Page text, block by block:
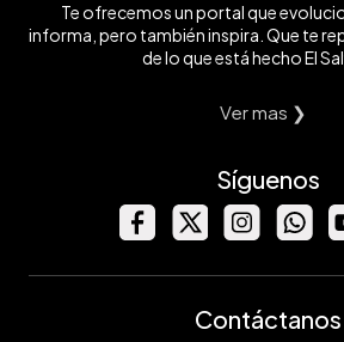
Te ofrecemos un portal que
informa, pero también inspira. Que te
de lo que está hecho El
Ver mas ❯
Síguenos
Contáctanos